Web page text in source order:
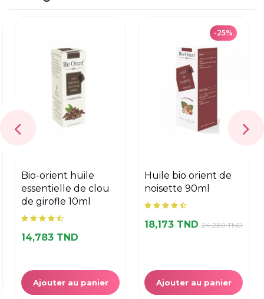
bio-orient huile
essentielle de clou
de girofle 10ml
14,783 TND
Ajouter au panier
-25%
huile bio orient de
noisette 90ml
18,173 TND 24,230 TND
Ajouter au panier